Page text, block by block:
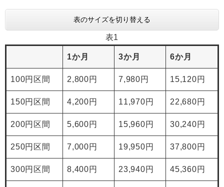
表のサイズを切り替える
表1
1か月 3か月 6か月
100円区間 2,800円 7,980円 15,120円
150円区間 4,200円 11,970円 22,680円
200円区間 5,600円 15,960円 30,240円
250円区間 7,000円 19,950円 37,800円
300円区間 8,400円 23,940円 45,360円